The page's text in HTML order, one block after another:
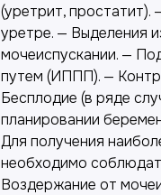
(уретрит,
уретре. — Выделения
мочеиспускании. —
путем (ИППП). —
Бесплодие (в ряде
планировании
Для получения
необходимо
Воздержание от